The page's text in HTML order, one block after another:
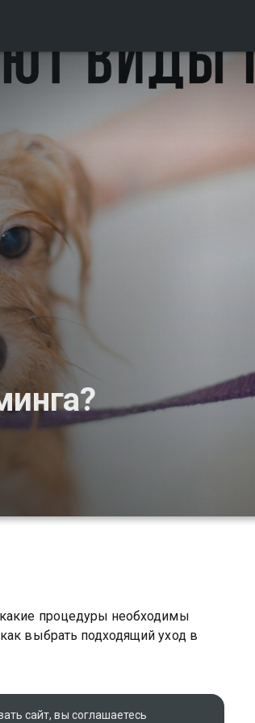
процедуры необходимы
выбрать подходящий уход в
сайт, вы соглашаетесь